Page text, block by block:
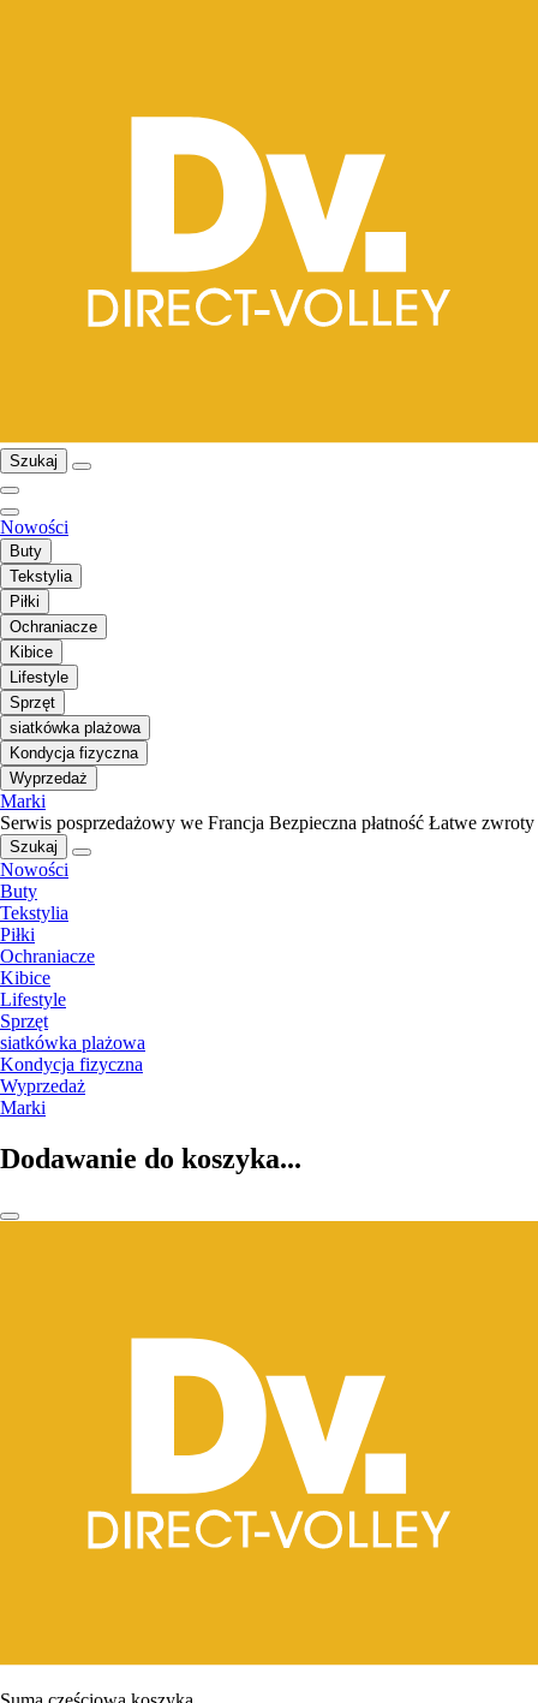
Szukaj
Nowości
Buty
Tekstylia
Piłki
Ochraniacze
Kibice
Lifestyle
Sprzęt
siatkówka plażowa
Kondycja fizyczna
Wyprzedaż
Marki
Serwis posprzedażowy we Francja Bezpieczna płatność Łatwe zwroty
Szukaj
Nowości
Buty
Tekstylia
Piłki
Ochraniacze
Kibice
Lifestyle
Sprzęt
siatkówka plażowa
Kondycja fizyczna
Wyprzedaż
Marki
Dodawanie do koszyka...